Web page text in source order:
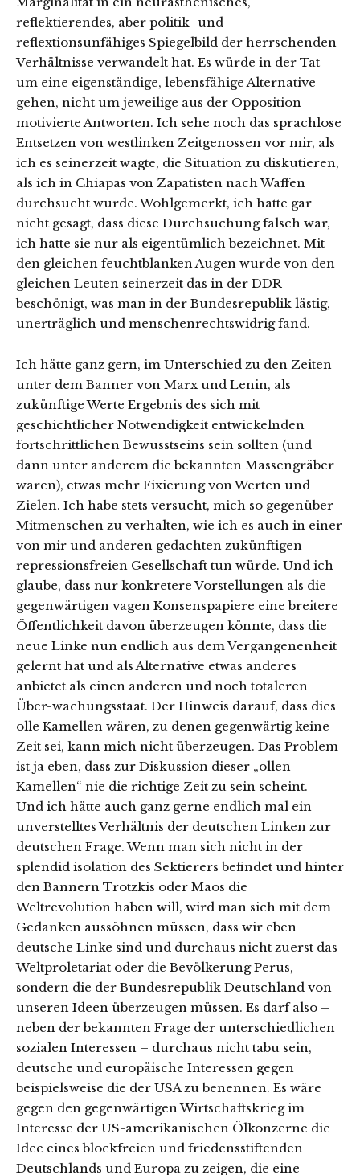
reflektierendes, aber politik- und
reflextionsunfähiges Spiegelbild der herrschenden
Verhältnisse verwandelt hat. Es würde in der Tat
um eine eigenständige, lebensfähige Alternative
gehen, nicht um jeweilige aus der Opposition
motivierte Antworten. Ich sehe noch das sprachlose
Entsetzen von westlinken Zeitgenossen vor mir, als
ich es seinerzeit wagte, die Situation zu diskutieren,
als ich in Chiapas von Zapatisten nach Waffen
durchsucht wurde. Wohlgemerkt, ich hatte gar
nicht gesagt, dass diese Durchsuchung falsch war,
ich hatte sie nur als eigentümlich bezeichnet. Mit
den gleichen feuchtblanken Augen wurde von den
gleichen Leuten seinerzeit das in der DDR
beschönigt, was man in der Bundesrepublik lästig,
unerträglich und menschenrechtswidrig fand.
Ich hätte ganz gern, im Unterschied zu den Zeiten
unter dem Banner von Marx und Lenin, als
zukünftige Werte Ergebnis des sich mit
geschichtlicher Notwendigkeit entwickelnden
fortschrittlichen Bewusstseins sein sollten (und
dann unter anderem die bekannten Massengräber
waren), etwas mehr Fixierung von Werten und
Zielen. Ich habe stets versucht, mich so gegenüber
Mitmenschen zu verhalten, wie ich es auch in einer
von mir und anderen gedachten zukünftigen
repressionsfreien Gesellschaft tun würde. Und ich
glaube, dass nur konkretere Vorstellungen als die
gegenwärtigen vagen Konsenspapiere eine breitere
Öffentlichkeit davon überzeugen könnte, dass die
neue Linke nun endlich aus dem Vergangenenheit
gelernt hat und als Alternative etwas anderes
anbietet als einen anderen und noch totaleren
Über-wachungsstaat. Der Hinweis darauf, dass dies
olle Kamellen wären, zu denen gegenwärtig keine
Zeit sei, kann mich nicht überzeugen. Das Problem
ist ja eben, dass zur Diskussion dieser „ollen
Kamellen“ nie die richtige Zeit zu sein scheint.
Und ich hätte auch ganz gerne endlich mal ein
unverstelltes Verhältnis der deutschen Linken zur
deutschen Frage. Wenn man sich nicht in der
splendid isolation des Sektierers befindet und hinter
den Bannern Trotzkis oder Maos die
Weltrevolution haben will, wird man sich mit dem
Gedanken aussöhnen müssen, dass wir eben
deutsche Linke sind und durchaus nicht zuerst das
Weltproletariat oder die Bevölkerung Perus,
sondern die der Bundesrepublik Deutschland von
unseren Ideen überzeugen müssen. Es darf also –
neben der bekannten Frage der unterschiedlichen
sozialen Interessen – durchaus nicht tabu sein,
deutsche und europäische Interessen gegen
beispielsweise die der USA zu benennen. Es wäre
gegen den gegenwärtigen Wirtschaftskrieg im
Interesse der US-amerikanischen Ölkonzerne die
Idee eines blockfreien und friedensstiftenden
Deutschlands und Europa zu zeigen, die eine